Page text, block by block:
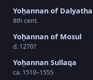
Yoḥannan of Dalyatha
8th cent.
Yoḥannan of Mosul
d. 1270?
Yoḥannan Sullaqa
ca. 1510–1555